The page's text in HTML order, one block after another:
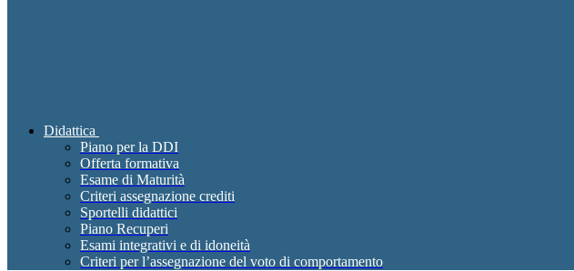
Didattica
Piano per la DDI
Offerta formativa
Esame di Maturità
Criteri assegnazione crediti
Sportelli didattici
Piano Recuperi
Esami integrativi e di idoneità
Criteri per l’assegnazione del voto di comportamento